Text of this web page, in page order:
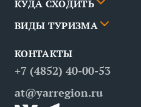
Новости
Партнёры
Вопрос — ответ
Контакты
События
Маршруты
Места
КУДА СХОДИТЬ
События
Рестораны
ВИДЫ ТУРИЗМА
Деловой туризм
Медицинский туризм
Инклюзивный туризм
КОНТАКТЫ
+7 (4852) 40-00-53
at@yarregion.ru